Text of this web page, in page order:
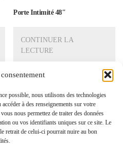
possible, nous utilisons des technologies
à des renseignements sur votre
nous permettez de traiter des données
ou vos identifiants uniques sur ce site. Le
retrait de celui-ci pourrait nuire au bon
Porte Intimité 48″
CONTINUER LA
LECTURE